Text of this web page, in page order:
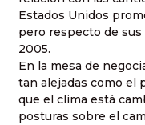
Estados Unidos
pero respecto de
2005.
En la mesa de
tan alejadas como el
que el clima está
posturas sobre el